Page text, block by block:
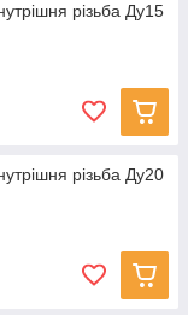
різьба Ду15
різьба Ду20